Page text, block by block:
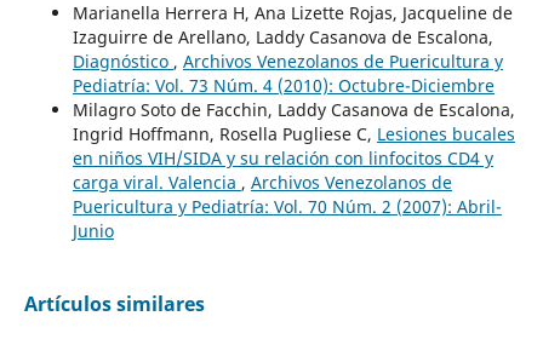
Marianella Herrera H, Ana Lizette Rojas, Jacqueline de
Izaguirre de Arellano, Laddy Casanova de Escalona,
Diagnóstico , Archivos Venezolanos de Puericultura y
Pediatría: Vol. 73 Núm. 4 (2010): Octubre-Diciembre
Milagro Soto de Facchin, Laddy Casanova de Escalona,
Ingrid Hoffmann, Rosella Pugliese C, Lesiones bucales
en niños VIH/SIDA y su relación con linfocitos CD4 y
carga viral. Valencia , Archivos Venezolanos de
Puericultura y Pediatría: Vol. 70 Núm. 2 (2007): Abril-
Junio
Artículos similares